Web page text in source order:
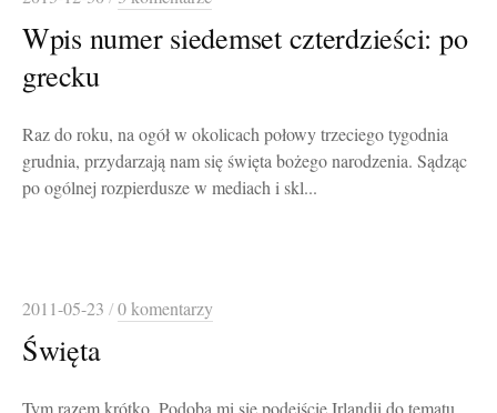
Wpis numer siedemset czterdzieści: po
grecku
Raz do roku, na ogół w okolicach połowy trzeciego tygodnia
grudnia, przydarzają nam się święta bożego narodzenia. Sądząc
po ogólnej rozpierdusze w mediach i skl...
2011-05-23 /0 komentarzy
Święta